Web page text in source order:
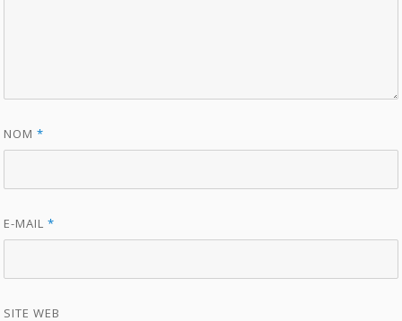
NOM*
E-MAIL*
SITE WEB